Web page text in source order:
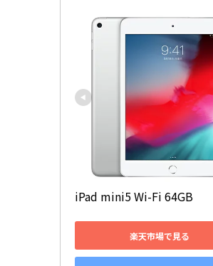
iPad mini5 Wi-Fi 64GB
楽天市場で見る